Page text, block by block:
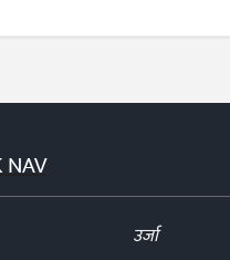
NAV
उर्जा